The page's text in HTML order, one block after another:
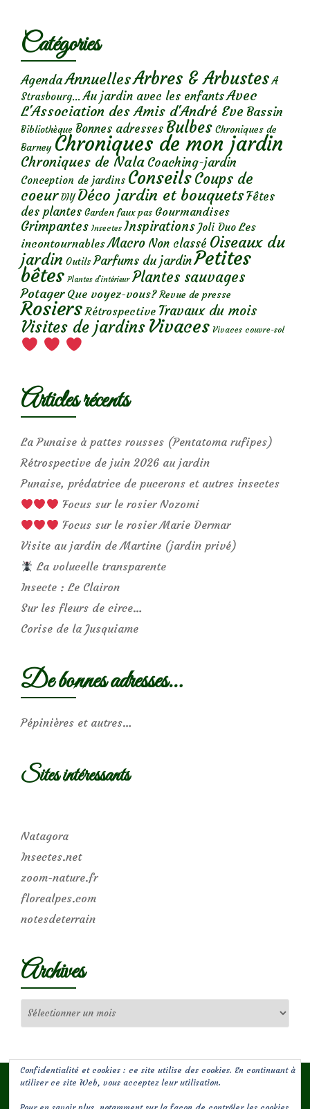
Catégories
AgendaAnnuellesArbres & Arbustes A
Strasbourg... Au jardin avec les enfantsAvec
L'Association des Amis d'André Eve Bassin
Bibliothèque Bonnes adresses Bulbes Chroniques de
Barney Chroniques de mon jardin
Chroniques de Nala Coaching-jardin
Conception de jardins ConseilsCoups de
coeur DIY Déco jardin et bouquetsFêtes
des plantes Garden faux pas Gourmandises
Grimpantes Insectes Inspirations Joli Duo Les
incontournables Macro Non classé Oiseaux du
jardin Outils Parfums du jardinPetites
bêtes Plantes d’intérieur Plantes sauvages
Potager Que voyez-vous? Revue de presse
Rosiers Rétrospective Travaux du mois
Visites de jardins Vivaces Vivaces couvre-sol
Articles récents
La Punaise à pattes rousses (Pentatoma rufipes)
Rétrospective de juin 2026 au jardin
Punaise, prédatrice de pucerons et autres insectes
Focus sur le rosier Nozomi
Focus sur le rosier Marie Dermar
Visite au jardin de Martine (jardin privé)
La volucelle transparente
Insecte : Le Clairon
Sur les fleurs de circe…
Corise de la Jusquiame
De bonnes adresses…
Pépinières et autres…
Sites intéressants
Natagora
Insectes.net
zoom-nature.fr
florealpes.com
notesdeterrain
Archives
Confidentialité et cookies : ce site utilise des cookies. En continuant à
utiliser ce site Web, vous acceptez leur utilisation.